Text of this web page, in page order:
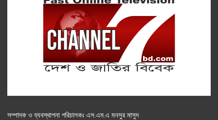
সম্পাদক ও ব্যবস্থাপনা পরিচালকঃ এস.এম.এ মনসুর মাসুদ